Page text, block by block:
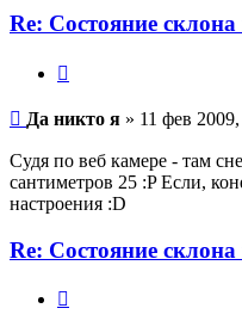
Re: Состояние
никто
Да никто я » 11 фев
Судя по веб камере - там
сантиметров 25 :P Если,
настроения :D
Re: Состояние